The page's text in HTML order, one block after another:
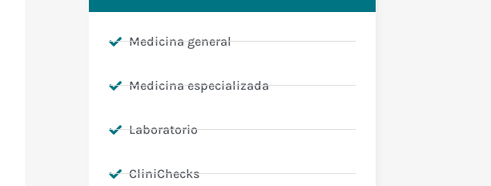
Medicina general
Medicina especializada
Laboratorio
CliniChecks